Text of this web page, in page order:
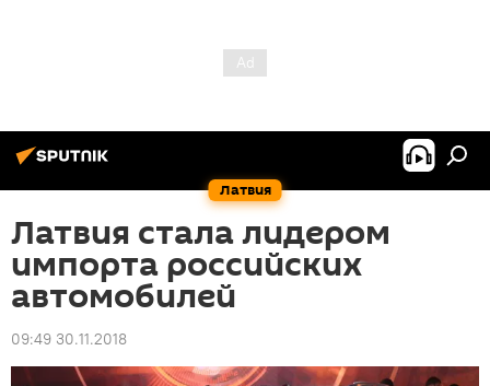
Латвия
Латвия стала лидером
импорта российских
автомобилей
09:49 30.11.2018